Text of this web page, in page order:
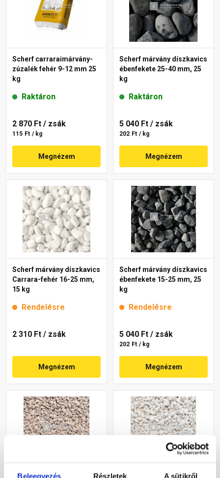
Beleegyezés Részletek A sütikről
Scherf carraraimárvány-
zúzalék fehér 9-12 mm 25
kg
Raktáron
2 870 Ft / zsák
115 Ft / kg
Megnézem
Scherf márvány díszkavics
ébenfekete 25-40 mm, 25
kg
Raktáron
5 040 Ft / zsák
202 Ft / kg
Megnézem
Scherf márvány díszkavics
Carrara-fehér 16-25 mm,
15 kg
Rendelésre
2 310 Ft / zsák
Megnézem
Scherf márvány díszkavics
ébenfekete 15-25 mm, 25
kg
Rendelésre
5 040 Ft / zsák
202 Ft / kg
Megnézem